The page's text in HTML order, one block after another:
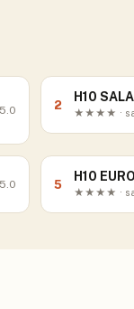
5.0 2
H10
★★★★ ·
5.0 5
H10
★★★★ ·